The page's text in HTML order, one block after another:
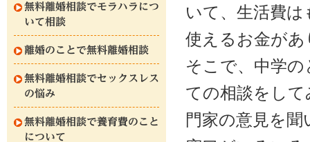
無料離婚相談でモラハラにつ
いて相談
離婚のことで無料離婚相談
無料離婚相談でセックスレス
の悩み
無料離婚相談で養育費のこと
について
いて、生活費
使えるお金が
そこで、中学
ての相談をし
門家の意見を